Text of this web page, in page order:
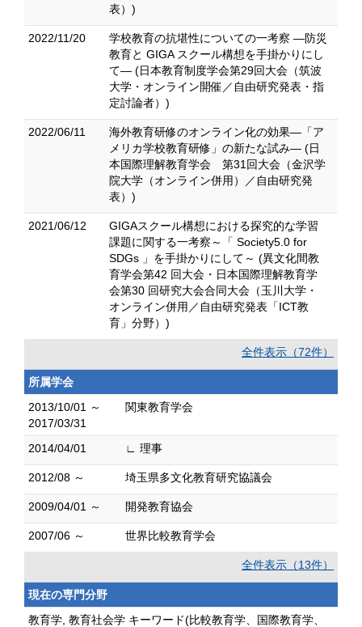
表）)
2022/11/20
学校教育の抗堪性についての一考察 ―防災
教育と GIGA スクール構想を手掛かりにし
て― (日本教育制度学会第29回大会（筑波
大学・オンライン開催／自由研究発表・指
定討論者）)
2022/06/11
海外教育研修のオンライン化の効果―「ア
メリカ学校教育研修」の新たな試み― (日
本国際理解教育学会 第31回大会（金沢学
院大学（オンライン併用）／自由研究発
表）)
2021/06/12
GIGAスクール構想における探究的な学習
課題に関する一考察～「 Society5.0 for
SDGs 」を手掛かりにして～ (異文化間教
育学会第42 回大会・日本国際理解教育学
会第30 回研究大会合同大会（玉川大学・
オンライン併用／自由研究発表「ICT教
育」分野）)
全件表示（72件）
所属学会
2013/10/01 ～
2017/03/31
関東教育学会
2014/04/01 ∟ 理事
2012/08 ～ 埼玉県多文化教育研究協議会
2009/04/01 ～ 開発教育協会
2007/06 ～ 世界比較教育学会
全件表示（13件）
現在の専門分野
教育学, 教育社会学 キーワード(比較教育学、国際教育学、